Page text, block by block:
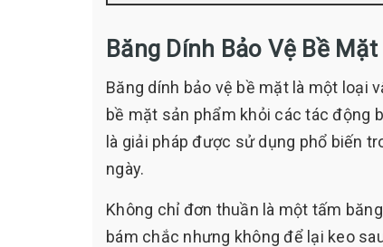
Băng Dính Bảo Vệ Bề Mặt
Băng dính bảo vệ bề mặt là một loại
bề mặt sản phẩm khỏi các tác động
là giải pháp được sử dụng phổ biến
ngày.
Không chỉ đơn thuần là một tấm
bám chắc nhưng không để lại keo